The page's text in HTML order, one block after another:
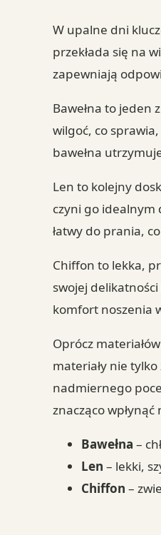
W upalne dni
przekłada się na
zapewniają
Bawełna to jeden
wilgoć, co
bawełna
Len to kolejny
czyni go idealnym
łatwy do prania,
Chiffon to lekka,
swojej
komfort noszenia
Oprócz
materiały nie
nadmiernego
znacząco
Bawełna –
Len – lekki,
Chiffon –